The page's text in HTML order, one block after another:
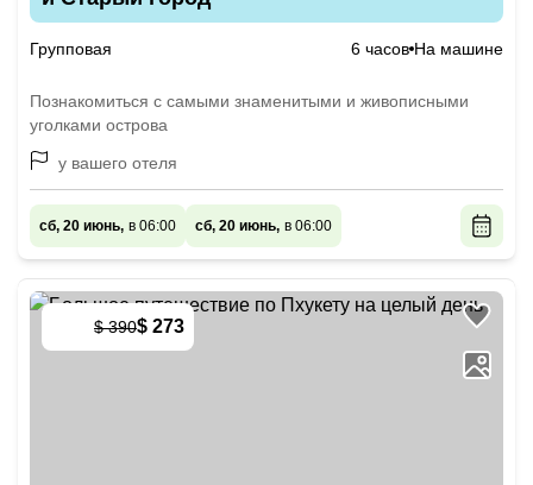
Групповая 6 часов На машине
Познакомиться с самыми знаменитыми и живописными
уголками острова
у вашего отеля
сб, 20 июнь, в 06:00 сб, 20 июнь, в 06:00
$ 390$ 273